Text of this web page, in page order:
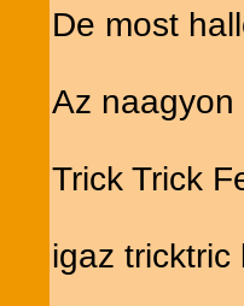
De most
Az naagyon
Trick Trick
igaz tricktric